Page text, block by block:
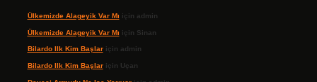
Ülkemizde Alageyik Var Mı için admin
Ülkemizde Alageyik Var Mı için Sinan
Bilardo Ilk Kim Başlariçin admin
Bilardo Ilk Kim Başlariçin Uçan